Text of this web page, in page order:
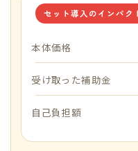
セット導入のインパク
本体価格
受け取った補助金
自己負担額